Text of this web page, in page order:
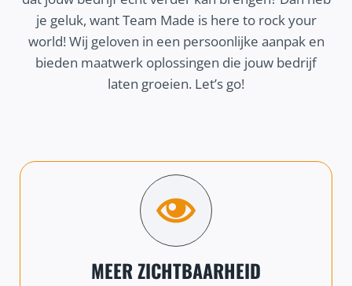
je geluk, want Team Made is here to rock your
world! Wij geloven in een persoonlijke aanpak en
bieden maatwerk oplossingen die jouw bedrijf
laten groeien. Let’s go!
MEER ZICHTBAARHEID